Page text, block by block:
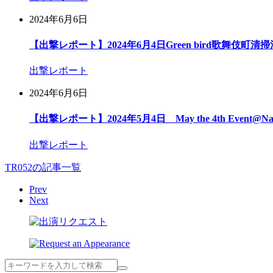
2024年6月6日
【出撃レポート】2024年6月4日Green bird歌舞伎町清掃
出撃レポート
2024年6月6日
【出撃レポート】2024年5月4日 May the 4th
出撃レポート
TR052の記事一覧
Prev
Next
検